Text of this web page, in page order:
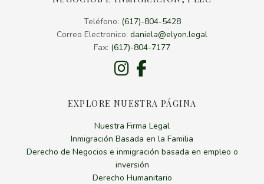
Teléfono: (617)-804-5428
Correo Electronico: daniela@elyon.legal
Fax: (617)-804-7177
InstagramFacebook
EXPLORE NUESTRA PÁGINA
Nuestra Firma Legal
Inmigración Basada en la Familia
Derecho de Negocios e inmigración basada en empleo o
inversión
Derecho Humanitario